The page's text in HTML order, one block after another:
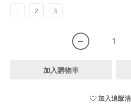
2 3
加入購物車
加入追蹤